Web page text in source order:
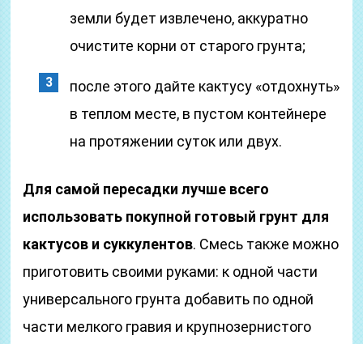
земли будет извлечено, аккуратно
очистите корни от старого грунта;
после этого дайте кактусу «отдохнуть»
в теплом месте, в пустом контейнере
на протяжении суток или двух.
Для самой пересадки лучше всего
использовать покупной готовый грунт для
кактусов и суккулентов. Смесь также можно
приготовить своими руками: к одной части
универсального грунта добавить по одной
части мелкого гравия и крупнозернистого